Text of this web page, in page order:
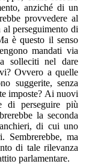
anziché di un
provvedere al
perseguimento di
è questo il senso
mandati via
solleciti nel dare
Ovvero a quelle
suggerite, senza
imposte? Ai nuovi
di perseguire più
la seconda
di cui uno
Sembrerebbe, ma
di tale rilevanza
parlamentare.